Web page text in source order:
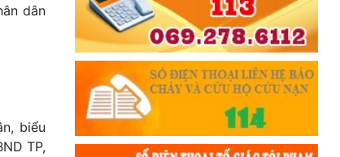
dân
biểu
TP,